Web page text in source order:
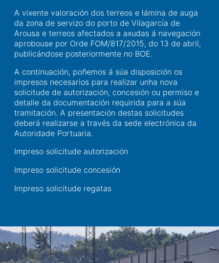
A vixente valoración dos terreos e lámina de auga
da zona de servizo do porto de Vilagarcía de
Arousa e terreos afectados a axudas á navegación
aprobouse por Orde FOM/817/2015, do 13 de abril,
publicándose posteriormente no BOE.
A continuación, poñemos á súa disposición os
impresos necesarios para realizar unha nova
solicitude de autorización, concesión ou permiso e
detalle da documentación requirida para a súa
tramitación. A presentación destas solicitudes
deberá realizarse a través da sede electrónica da
Autoridade Portuaria.
Impreso solicitude autorización
Impreso solicitude concesión
Impreso solicitude regatas